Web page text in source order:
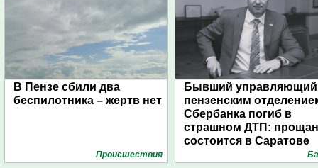
В Пензе сбили два
беспилотника – жертв нет
Проиcшествия
Бывший управляющий
пензенским
Сбербанка погиб в
страшном ДТП:
состоится в Саратове